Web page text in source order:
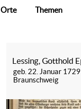
Orte
Themen
Lessing, Gotthold
geb. 22. Januar
Braunschweig